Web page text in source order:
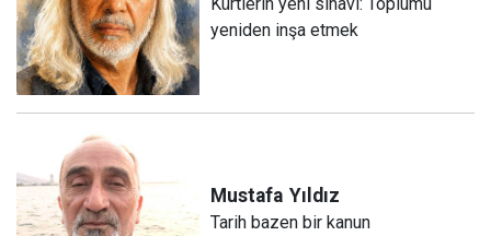
yeniden inşa etmek
Mustafa Yıldız
Tarih bazen bir kanun